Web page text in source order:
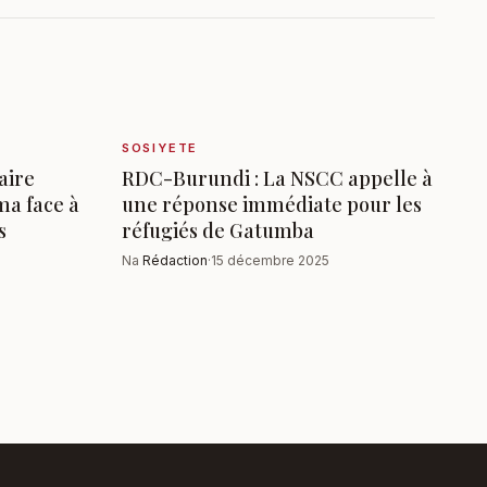
face à
SOSIYETE
RDC-Burundi : La NSCC appelle à
une réponse immédiate pour les
réfugiés de Gatumba
Na Rédaction·15 décembre 2025